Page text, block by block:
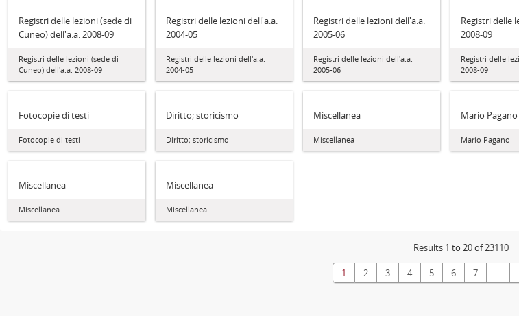
Registri delle lezioni (sede di
Cuneo) dell'a.a. 2008-09
Registri delle lezioni (sede di
Cuneo) dell'a.a. 2008-09
Registri delle lezioni dell'a.a.
2004-05
Registri delle lezioni dell'a.a.
2004-05
Registri delle lezioni dell'a.a.
2005-06
Registri delle lezioni dell'a.a.
2005-06
Registri delle
2008-09
Registri delle
2008-09
Fotocopie di testi
Fotocopie di testi
Diritto; storicismo
Diritto; storicismo
Miscellanea
Miscellanea
Mario Pagano
Mario Pagano
Miscellanea
Miscellanea
Miscellanea
Miscellanea
Results 1 to 20 of 23110
1 2 3 4 5 6 7 ...